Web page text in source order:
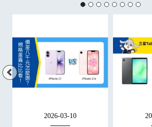
2026-03-10